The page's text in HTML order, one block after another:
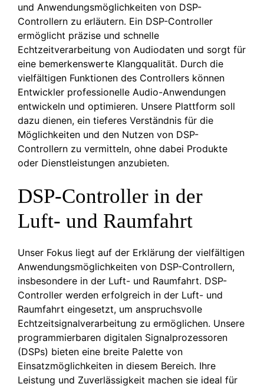
und Anwendungsmöglichkeiten von DSP-
Controllern zu erläutern. Ein DSP-Controller
ermöglicht präzise und schnelle
Echtzeitverarbeitung von Audiodaten und sorgt für
eine bemerkenswerte Klangqualität. Durch die
vielfältigen Funktionen des Controllers können
Entwickler professionelle Audio-Anwendungen
entwickeln und optimieren. Unsere Plattform soll
dazu dienen, ein tieferes Verständnis für die
Möglichkeiten und den Nutzen von DSP-
Controllern zu vermitteln, ohne dabei Produkte
oder Dienstleistungen anzubieten.
DSP-Controller in der
Luft- und Raumfahrt
Unser Fokus liegt auf der Erklärung der vielfältigen
Anwendungsmöglichkeiten von DSP-Controllern,
insbesondere in der Luft- und Raumfahrt. DSP-
Controller werden erfolgreich in der Luft- und
Raumfahrt eingesetzt, um anspruchsvolle
Echtzeitsignalverarbeitung zu ermöglichen. Unsere
programmierbaren digitalen Signalprozessoren
(DSPs) bieten eine breite Palette von
Einsatzmöglichkeiten in diesem Bereich. Ihre
Leistung und Zuverlässigkeit machen sie ideal für